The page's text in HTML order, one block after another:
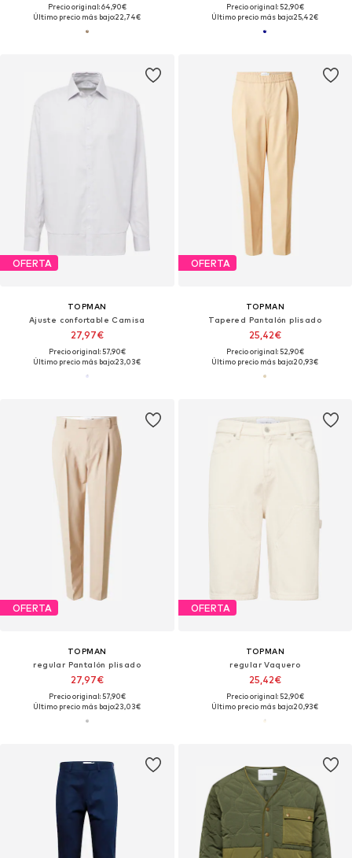
Precio original: 64,90€
Último precio más bajo:22,74€
Precio original: 52,90€
Último precio más bajo:25,42€
OFERTA
TOPMAN
Ajuste confortable Camisa
27,97€
Precio original: 57,90€
Último precio más bajo:23,03€
OFERTA
TOPMAN
Tapered Pantalón plisado
25,42€
Precio original: 52,90€
Último precio más bajo:20,93€
OFERTA
TOPMAN
regular Pantalón plisado
27,97€
Precio original: 57,90€
Último precio más bajo:23,03€
OFERTA
TOPMAN
regular Vaquero
25,42€
Precio original: 52,90€
Último precio más bajo:20,93€